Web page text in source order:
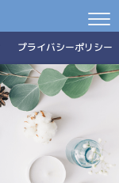
プライバシーポリシー